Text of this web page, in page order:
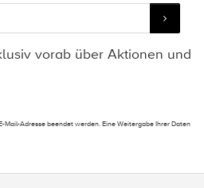
vorab über Aktionen und
Mail-Adresse beendet werden. Eine Weitergabe Ihrer Daten